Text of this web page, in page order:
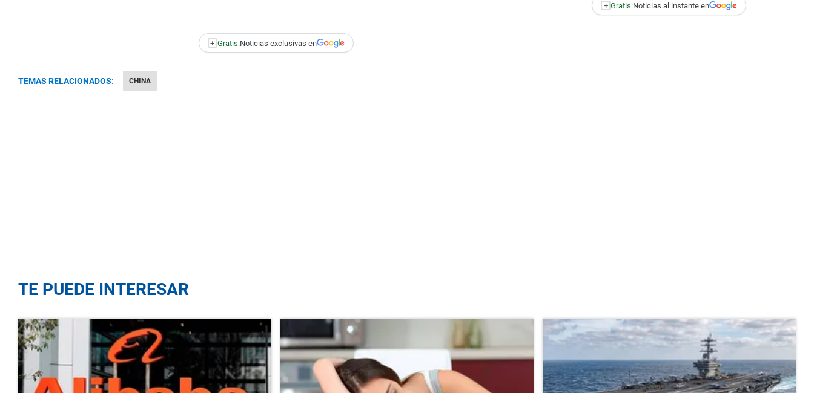
+ Gratis:Noticias exclusivas en
TEMAS RELACIONADOS: CHINA
+ Gratis:Noticias al instante en
TE PUEDE INTERESAR